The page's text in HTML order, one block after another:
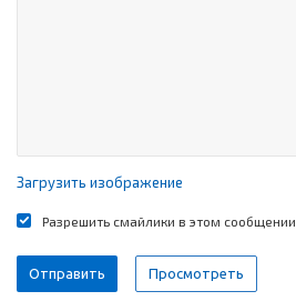
Загрузить изображение
Разрешить смайлики в этом сообщении